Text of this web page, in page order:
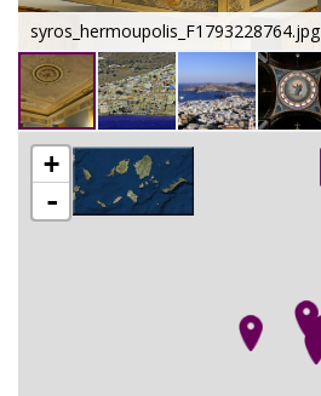
syros_hermoupolis_F1793228764.jpg
+
-